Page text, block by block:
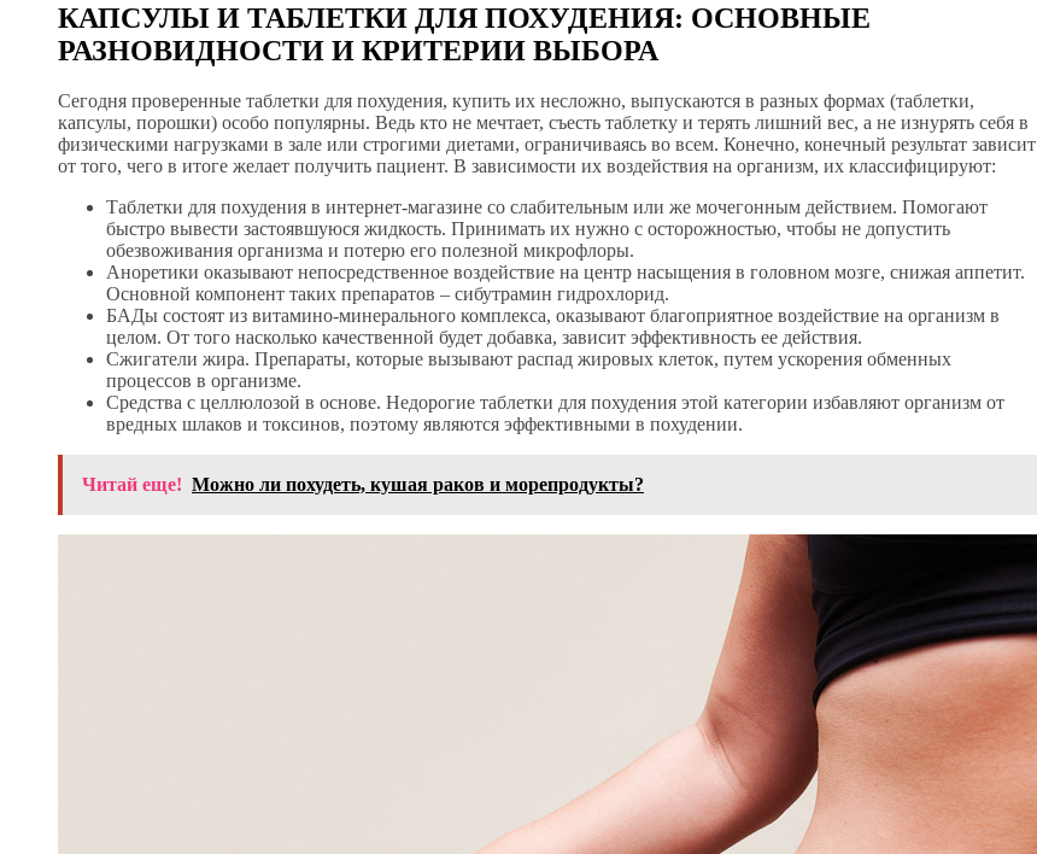
КАПСУЛЫ И ТАБЛЕТКИ ДЛЯ ПОХУДЕНИЯ: ОСНОВНЫЕ
РАЗНОВИДНОСТИ И КРИТЕРИИ ВЫБОРА
Сегодня проверенные таблетки для похудения, купить их несложно, выпускаются в разных формах (таблетки,
капсулы, порошки) особо популярны. Ведь кто не мечтает, съесть таблетку и терять лишний вес, а не изнурять себя в
физическими нагрузками в зале или строгими диетами, ограничиваясь во всем. Конечно, конечный результат зависит
от того, чего в итоге желает получить пациент. В зависимости их воздействия на организм, их классифицируют:
Таблетки для похудения в интернет-магазине со слабительным или же мочегонным действием. Помогают
быстро вывести застоявшуюся жидкость. Принимать их нужно с осторожностью, чтобы не допустить
обезвоживания организма и потерю его полезной микрофлоры.
Аноретики оказывают непосредственное воздействие на центр насыщения в головном мозге, снижая аппетит.
Основной компонент таких препаратов – сибутрамин гидрохлорид.
БАДы состоят из витамино-минерального комплекса, оказывают благоприятное воздействие на организм в
целом. От того насколько качественной будет добавка, зависит эффективность ее действия.
Сжигатели жира. Препараты, которые вызывают распад жировых клеток, путем ускорения обменных
процессов в организме.
Средства с целлюлозой в основе. Недорогие таблетки для похудения этой категории избавляют организм от
вредных шлаков и токсинов, поэтому являются эффективными в похудении.
Читай еще! Можно ли похудеть, кушая раков и морепродукты?